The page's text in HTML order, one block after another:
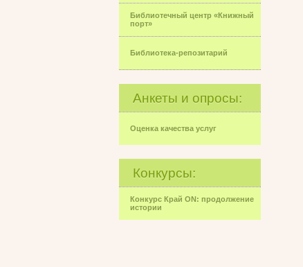
Библиотечный центр «Книжный
порт»
Библиотека-репозитарий
Анкеты и опросы:
Оценка качества услуг
Конкурсы:
Конкурс Край ON: продолжение
истории